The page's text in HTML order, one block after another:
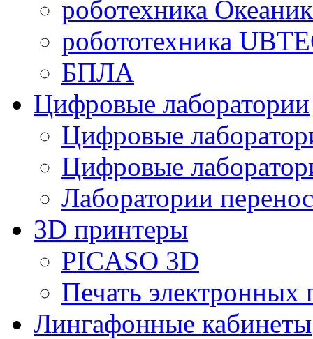
роботехника
робототехника
БПЛА
Цифровые лаборатории
Цифровые
Цифровые
Лаборатории
3D принтеры
PICASO 3D
Печать электронных
Лингафонные кабинеты